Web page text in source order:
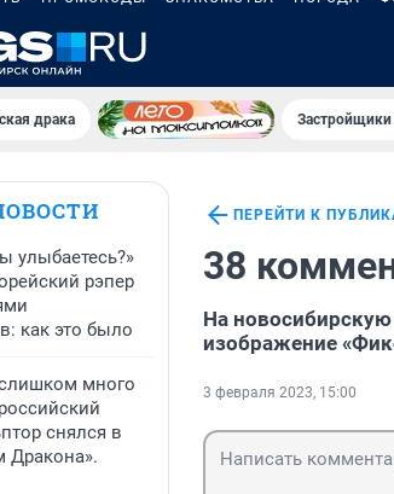
драка Застройщики
улыбаетесь?»
рэпер
как это было
много
снялся в
Дракона».
ПЕРЕЙТИ К
38
На
изображение
3 февраля 2023, 15:00